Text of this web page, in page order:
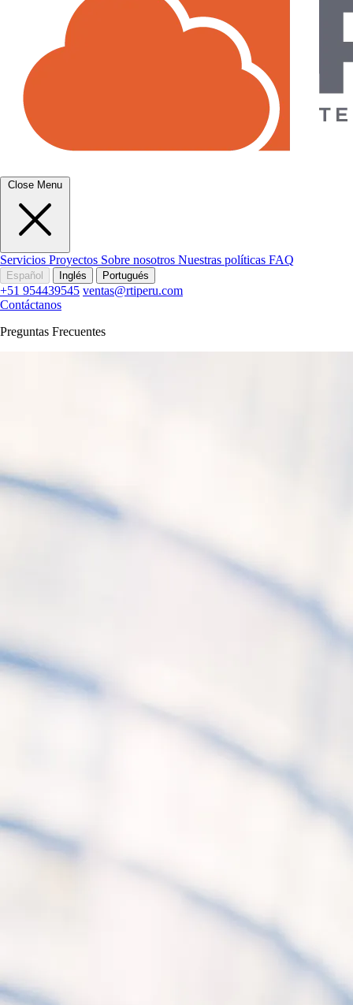
Close Menu
Servicios Proyectos Sobre nosotros Nuestras políticas FAQ
Español Inglés Portugués
+51 954439545 ventas@rtiperu.com
Contáctanos
Preguntas Frecuentes